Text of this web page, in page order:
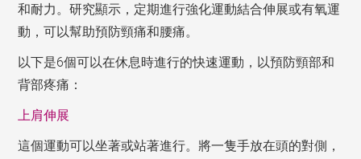
和耐力。研究顯示，定期進行強化運動結合伸展或有氧運
動，可以幫助預防頸痛和腰痛。
以下是6個可以在休息時進行的快速運動，以預防頸部和
背部疼痛：
上肩伸展
這個運動可以坐著或站著進行。將一隻手放在頭的對側，